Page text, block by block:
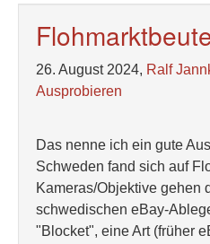
26. August 2024, Ralf
Ausprobieren
Das nenne ich ein gute
Schweden fand sich auf
Kameras/Objektive gehen
schwedischen eBay-
"Blocket", eine Art (früher